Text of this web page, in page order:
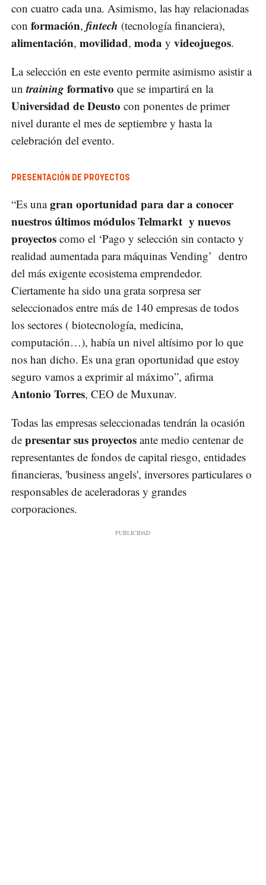
con cuatro cada una. Asimismo, las hay relacionadas
con formación, fintech (tecnología financiera),
alimentación, movilidad, moda y videojuegos.
La selección en este evento permite asimismo asistir a
untraining formativo que se impartirá en la
Universidad de Deusto con ponentes de primer
nivel durante el mes de septiembre y hasta la
celebración del evento.
PRESENTACIÓN DE PROYECTOS
“Es unagran oportunidad para dar a conocer
nuestros últimos módulos Telmarkt y nuevos
proyectos como el ‘Pago y selección sin contacto y
realidad aumentada para máquinas Vending’ dentro
del más exigente ecosistema emprendedor.
Ciertamente ha sido una grata sorpresa ser
seleccionados entre más de 140 empresas de todos
los sectores ( biotecnología, medicina,
computación…), había un nivel altísimo por lo que
nos han dicho. Es una gran oportunidad que estoy
seguro vamos a exprimir al máximo”, afirma
Antonio Torres, CEO de Muxunav.
Todas las empresas seleccionadas tendrán la ocasión
de presentar sus proyectos ante medio centenar de
representantes de fondos de capital riesgo, entidades
financieras, 'business angels', inversores particulares o
responsables de aceleradoras y grandes
corporaciones.